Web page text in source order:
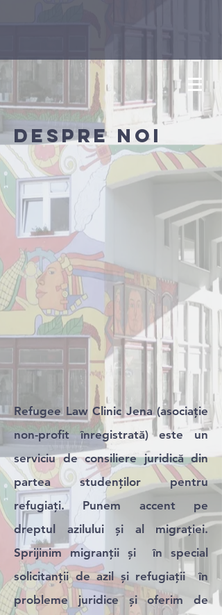
Despre noi
Refugee Law Clinic Jena (asociație
non-profit înregistrată) este un
serviciu de consiliere juridică din
partea studenților pentru
refugiați. Punem accent pe
dreptul azilului și al migrației.
Sprijinim migranții și în special
solicitanții de azil și refugiații în
probleme juridice și oferim de